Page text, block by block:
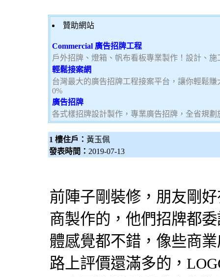
贊助網站
Commercial 廣告招牌工程
戶外招牌、燈箱、帆布看板專業製作！設計、
輕鬆接案網
台灣最大的廣告招牌工程接案平台，讓你輕鬆
0%
廣告招牌
各式樣招牌設計製作，專業廣告招牌，全省規
1 樓住戶： 黃玉佩
發表時間： 2019-07-13
前陣子剛裝修，朋友剛
商製作的，他們招牌都
體感覺都不錯，像些商
路上評價還滿多的，